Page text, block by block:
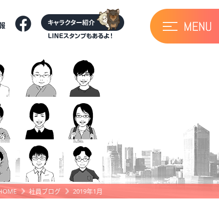
社員ブログ 2019年1月